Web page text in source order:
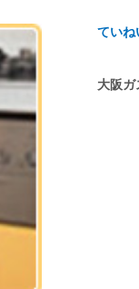
ていね
大阪ガ